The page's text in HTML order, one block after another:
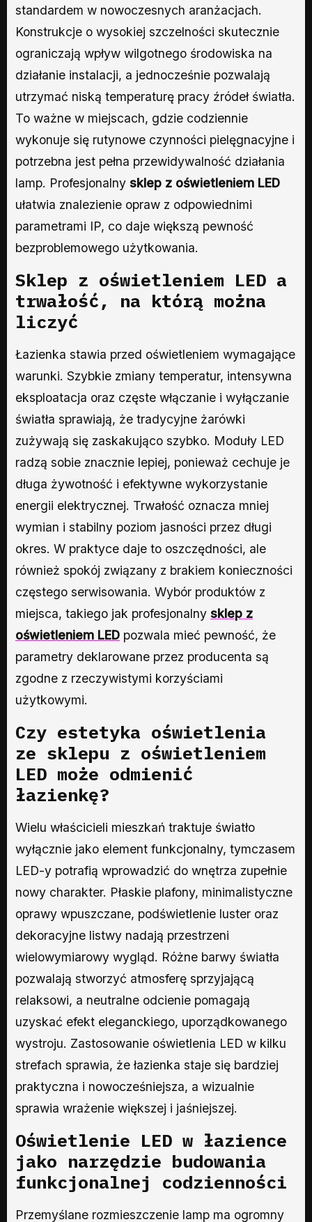
standardem w nowoczesnych aranżacjach.
Konstrukcje o wysokiej szczelności skutecznie
ograniczają wpływ wilgotnego środowiska na
działanie instalacji, a jednocześnie pozwalają
utrzymać niską temperaturę pracy źródeł światła.
To ważne w miejscach, gdzie codziennie
wykonuje się rutynowe czynności pielęgnacyjne i
potrzebna jest pełna przewidywalność działania
lamp. Profesjonalny sklep z oświetleniem LED
ułatwia znalezienie opraw z odpowiednimi
parametrami IP, co daje większą pewność
bezproblemowego użytkowania.
Sklep z oświetleniem LED a
trwałość, na którą można
liczyć
Łazienka stawia przed oświetleniem wymagające
warunki. Szybkie zmiany temperatur, intensywna
eksploatacja oraz częste włączanie i wyłączanie
światła sprawiają, że tradycyjne żarówki
zużywają się zaskakująco szybko. Moduły LED
radzą sobie znacznie lepiej, ponieważ cechuje je
długa żywotność i efektywne wykorzystanie
energii elektrycznej. Trwałość oznacza mniej
wymian i stabilny poziom jasności przez długi
okres. W praktyce daje to oszczędności, ale
również spokój związany z brakiem konieczności
częstego serwisowania. Wybór produktów z
miejsca, takiego jak profesjonalny sklep z
oświetleniem LED pozwala mieć pewność, że
parametry deklarowane przez producenta są
zgodne z rzeczywistymi korzyściami
użytkowymi.
Czy estetyka oświetlenia
ze sklepu z oświetleniem
LED może odmienić
łazienkę?
Wielu właścicieli mieszkań traktuje światło
wyłącznie jako element funkcjonalny, tymczasem
LED-y potrafią wprowadzić do wnętrza zupełnie
nowy charakter. Płaskie plafony, minimalistyczne
oprawy wpuszczane, podświetlenie luster oraz
dekoracyjne listwy nadają przestrzeni
wielowymiarowy wygląd. Różne barwy światła
pozwalają stworzyć atmosferę sprzyjającą
relaksowi, a neutralne odcienie pomagają
uzyskać efekt eleganckiego, uporządkowanego
wystroju. Zastosowanie oświetlenia LED w kilku
strefach sprawia, że łazienka staje się bardziej
praktyczna i nowocześniejsza, a wizualnie
sprawia wrażenie większej i jaśniejszej.
Oświetlenie LED w łazience
jako narzędzie budowania
funkcjonalnej codzienności
Przemyślane rozmieszczenie lamp ma ogromny